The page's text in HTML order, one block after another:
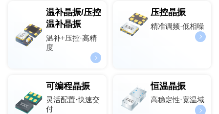
温补晶振/压控
温补晶振
温补+压控·高精
度
压控晶振
精准调频·低相噪
可编程晶振
灵活配置·快速交
付
恒温晶振
高稳定性·宽温域